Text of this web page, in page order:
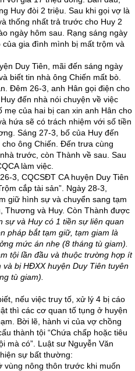
Huy đòi 2 triệu. Sau khi gọi vợ là
thống nhất trả trước cho Huy 2
ngày hôm sau. Rạng sáng ngày
gia đình mình bị mất trộm và
Duy Tiên, mãi đến sáng ngày
biết tin nhà ông Chiến mất bò.
Đêm 26-3, anh Hân gọi điện cho
đến nhà nói chuyện về việc
mẹ của hai bị can xin anh Hân cho
hứa sẽ có trách nhiệm với số tiền
Sáng 27-3, bố của Huy đến
ông Chiến. Đến trưa cùng
trước, còn Thành về sau. Sau
làm việc.
3, CQCSĐT CA huyện Duy Tiên
cắp tài sản”. Ngày 28-3,
giữ hình sự và chuyển sang tạm
Thương và Huy. Còn Thành được
sự và Huy có 1 tiền sự liên quan
pháp bắt tạm giữ, tạm giam là
mức án nhẹ (8 tháng tù giam).
tội lần đầu và thuộc trường hợp ít
bị HĐXX huyện Duy Tiên tuyên
tù giam).
nếu việc truy tố, xử lý 4 bị cáo
thì các cơ quan tố tụng ở huyện
Bời lẽ, hành vi của vợ chồng
thành tội “Chứa chấp hoặc tiêu
mà có”. Luật sư Nguyễn Văn
sự bất thường:
nông thôn trước khi muốn